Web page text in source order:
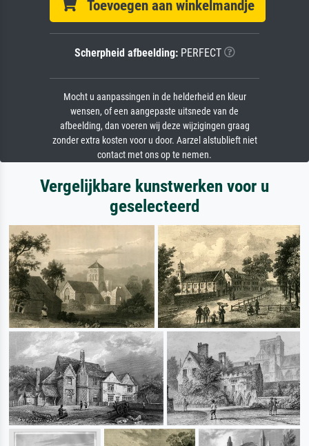
Toevoegen aan winkelmandje
Scherpheid afbeelding:PERFECT
Mocht u aanpassingen in de helderheid en kleur
wensen, of een aangepaste uitsnede van de
afbeelding, dan voeren wij deze wijzigingen graag
zonder extra kosten voor u door. Aarzel alstublieft niet
contact met ons op te nemen.
Vergelijkbare kunstwerken voor u
geselecteerd